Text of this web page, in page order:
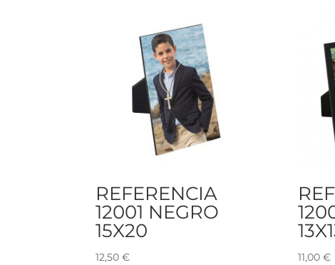
REFERENCIA
12001 NEGRO
15X20
12,50€ 11,00 €